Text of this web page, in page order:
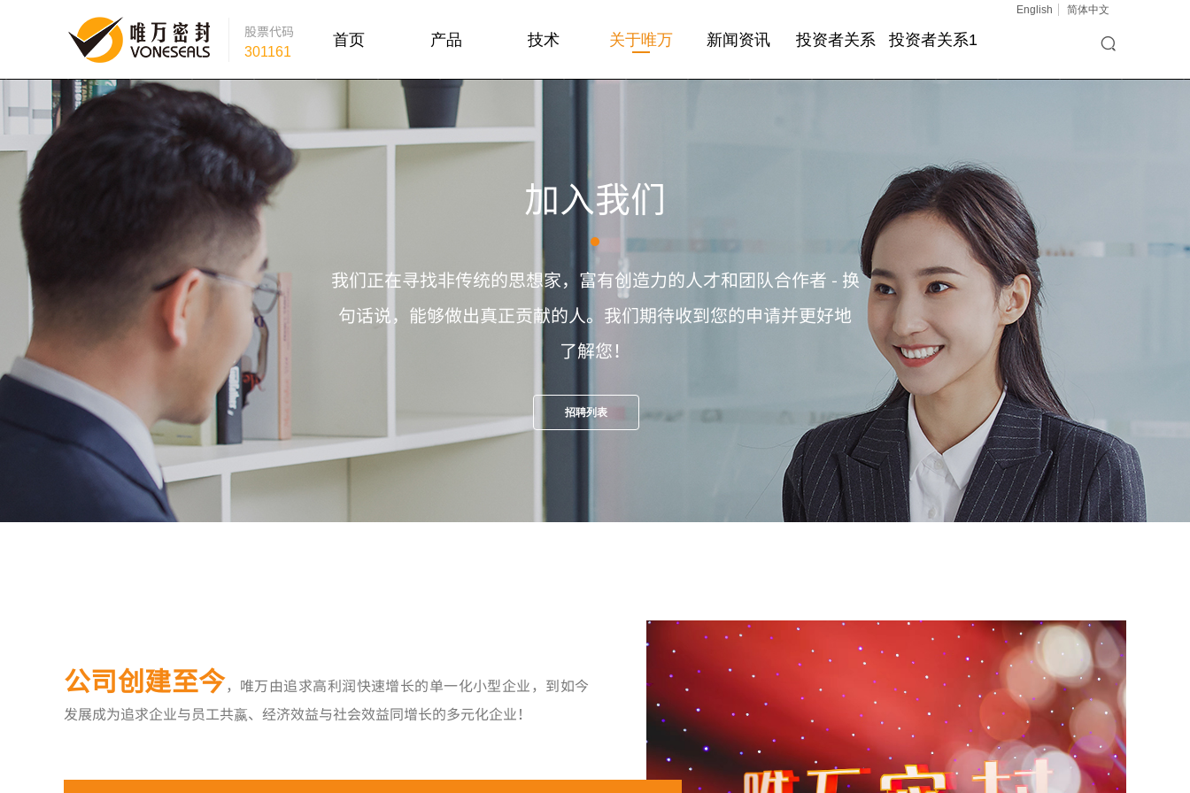
股票代码
301161
首页 产品 技术 关于唯万 新闻资讯 投资者关系 投资者关系1
English 简体中文
我们正在寻找非传统的思想家，富有创造力的人才和团队合作者 - 换
句话说，能够做出真正贡献的人。我们期待收到您的申请并更好地
了解您！
加入我们
招聘列表
公司创建至今，唯万由追求高利润快速增长的单一化小型企业，到如今
发展成为追求企业与员工共嬴、经济效益与社会效益同增长的多元化企业！